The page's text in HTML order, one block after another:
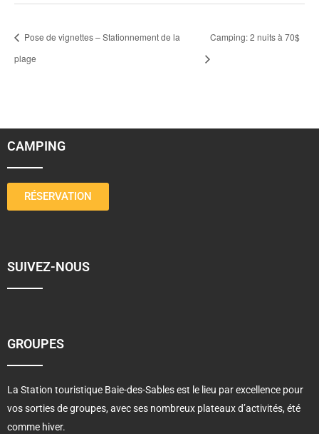
Pose de vignettes – Stationnement de la
plage
Camping: 2 nuits à 70$
CAMPING
RÉSERVATION
SUIVEZ-NOUS
GROUPES
La Station touristique Baie-des-Sables est le lieu par excellence pour
vos sorties de groupes, avec ses nombreux plateaux d’activités, été
comme hiver.